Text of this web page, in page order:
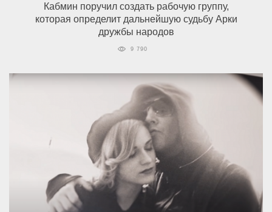
Кабмин поручил создать рабочую группу,
которая определит дальнейшую судьбу Арки
дружбы народов
9 790